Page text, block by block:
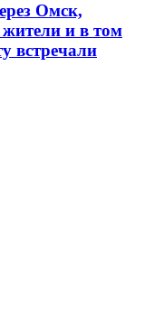
Омск,
и в том
встречали